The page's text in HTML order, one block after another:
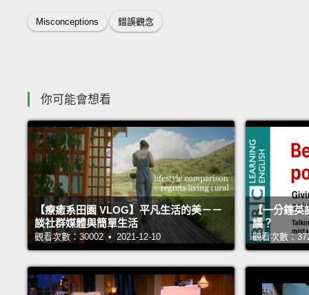
Misconceptions 錯誤觀念
你可能會想看
【療癒系田園 VLOG】平凡生活的美－－
談社群媒體與簡單生活
觀看次數：30002 • 2021-12-10
【一分鐘英
議？
觀看次數：